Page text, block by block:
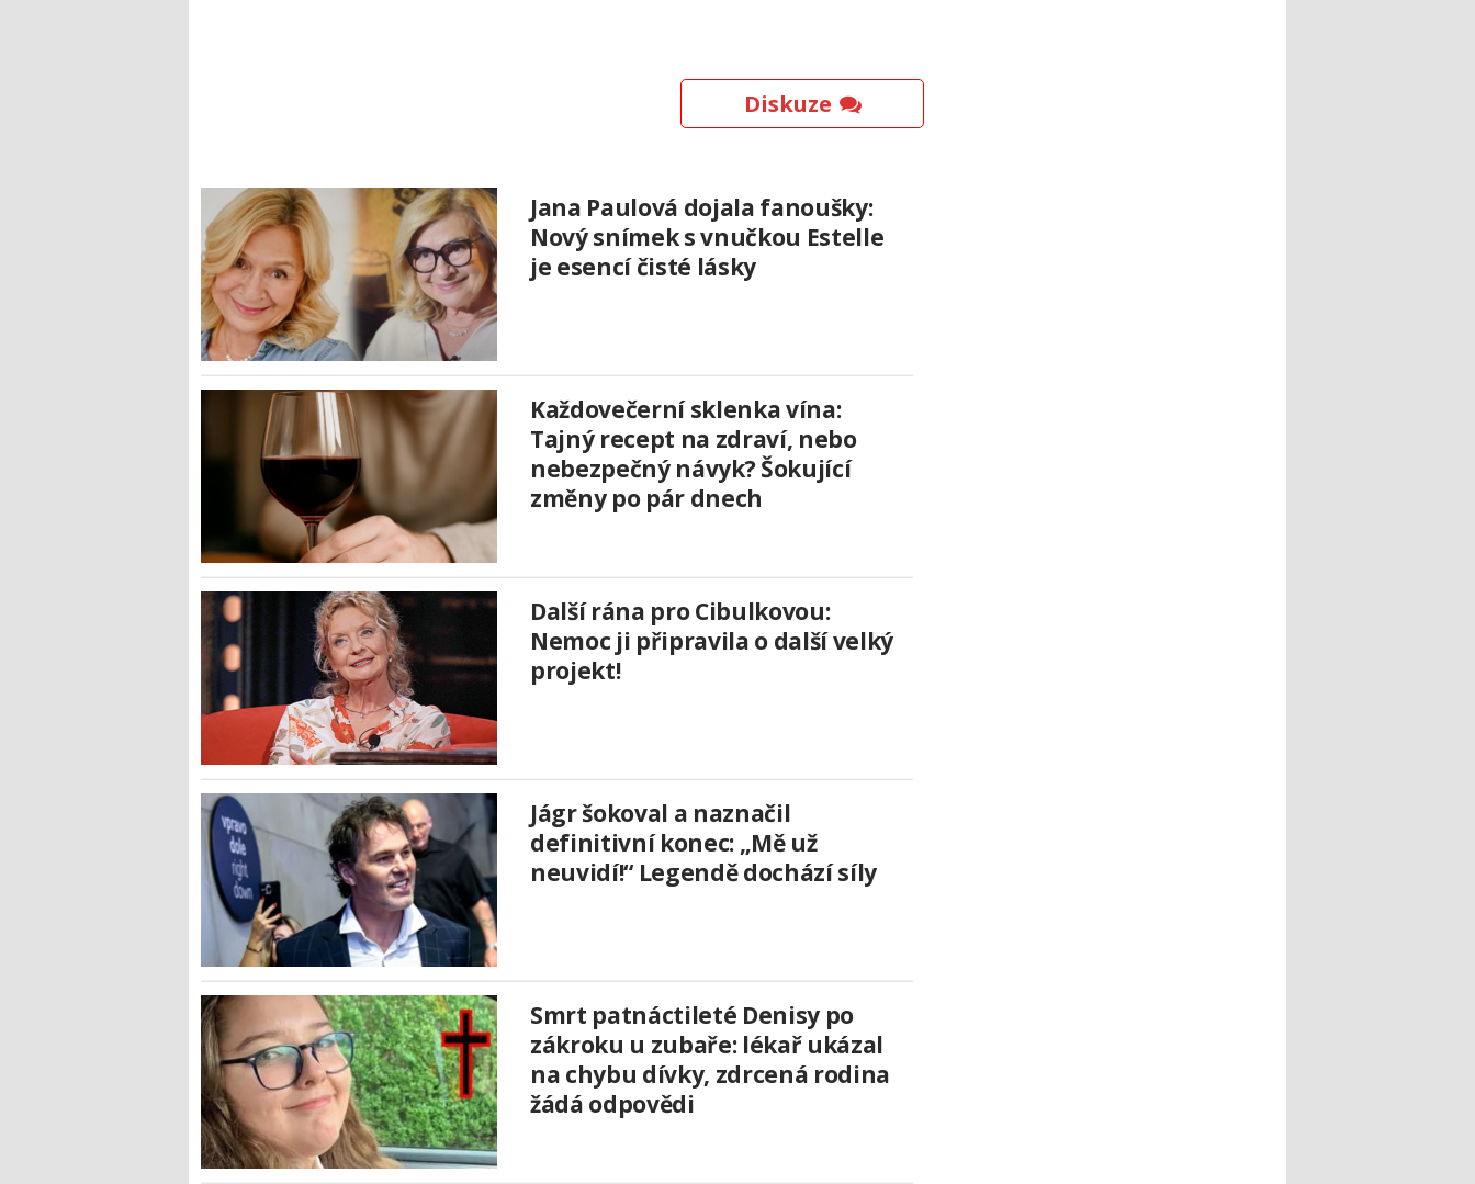
Diskuze
Jana Paulová dojala fanoušky:
Nový snímek s vnučkou Estelle
je esencí čisté lásky
Každovečerní sklenka vína:
Tajný recept na zdraví, nebo
nebezpečný návyk? Šokující
změny po pár dnech
Další rána pro Cibulkovou:
Nemoc ji připravila o další velký
projekt!
Jágr šokoval a naznačil
definitivní konec: „Mě už
neuvidí!“ Legendě dochází síly
Smrt patnáctileté Denisy po
zákroku u zubaře: lékař ukázal
na chybu dívky, zdrcená rodina
žádá odpovědi